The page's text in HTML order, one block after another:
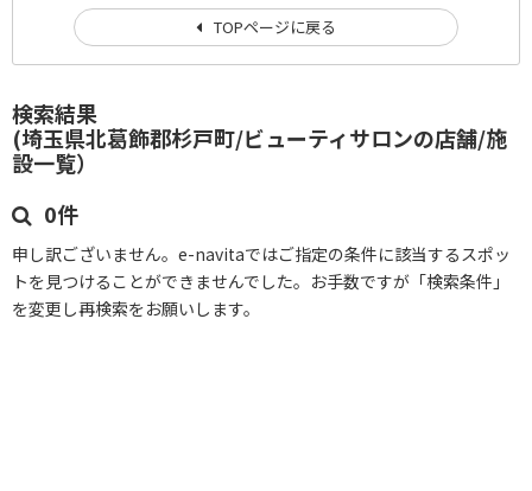
検索結果
(埼玉県北葛飾郡杉戸町/ビューティサロンの店舗/施
設一覧）
0件
申し訳ございません。e-navitaではご指定の条件に該当するスポッ
トを見つけることができませんでした。お手数ですが「検索条件」
を変更し再検索をお願いします。
TOPページに戻る